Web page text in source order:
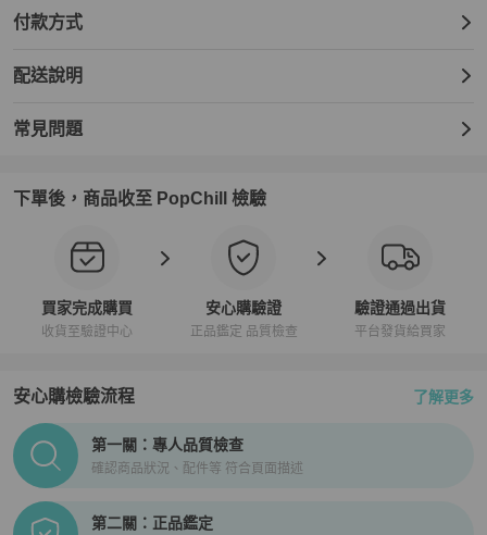
付款方式
配送說明
常見問題
下單後，商品收至 PopChill 檢驗
買家完成購買
收貨至驗證中心
安心購驗證
正品鑑定 品質檢查
驗證通過出貨
平台發貨給買家
安心購檢驗流程 了解更多
PopChill拍拍圈正品驗證、安心購檢驗流程介紹
第一關：專人品質檢查
確認商品狀況、配件等 符合頁面描述
第二關：正品鑑定